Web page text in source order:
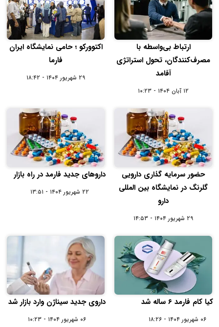
ارتباط بی‌واسطه با
مصرف‌کنندگان، تحول استراتژی
آفامد
۱۲ آبان ۱۴۰۴ - ۱۰:۲۳
اکتوورکو ؛ حامی نمایشگاه ایران
فارما
۲۹ شهریور ۱۴۰۴ - ۱۸:۴۲
حضور سرمایه گذاری دارویی
گلرنگ در نمایشگاه بین المللی
دارو
۲۹ شهریور ۱۴۰۴ - ۱۴:۵۳
داروهای جدید فارمد در راه بازار
۲۲ شهریور ۱۴۰۴ - ۱۳:۵۱
کیا کام فارمد 6 ساله شد
۰۶ شهریور ۱۴۰۴ - ۱۸:۲۶
داروی جدید سیناژن وارد بازار شد
۰۶ شهریور ۱۴۰۴ - ۱۰:۲۳